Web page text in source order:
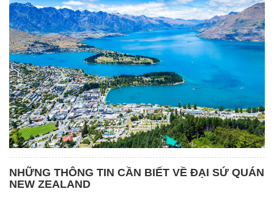
NHỮNG THÔNG TIN CẦN BIẾT VỀ ĐẠI SỨ QUÁN
NEW ZEALAND